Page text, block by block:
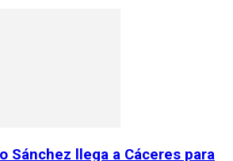
Sánchez llega a Cáceres para